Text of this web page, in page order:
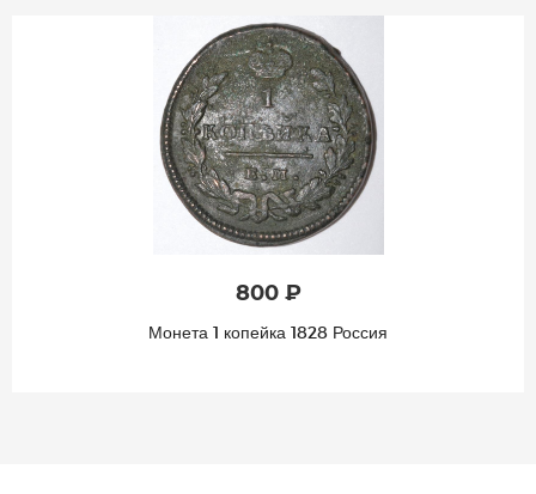
800 ₽
Монета 1 копейка 1828 Россия